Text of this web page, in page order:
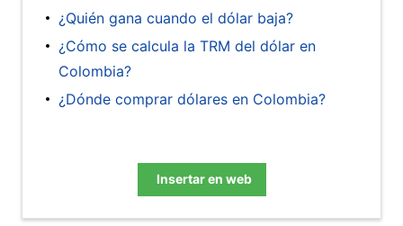
¿Quién gana cuando el dólar baja?
¿Cómo se calcula la TRM del dólar en
Colombia?
¿Dónde comprar dólares en Colombia?
Insertar en web